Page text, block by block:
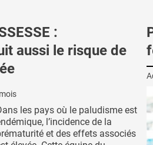
:
aussi le risque de
les pays où le paludisme est
l’incidence de la
et des effets associés